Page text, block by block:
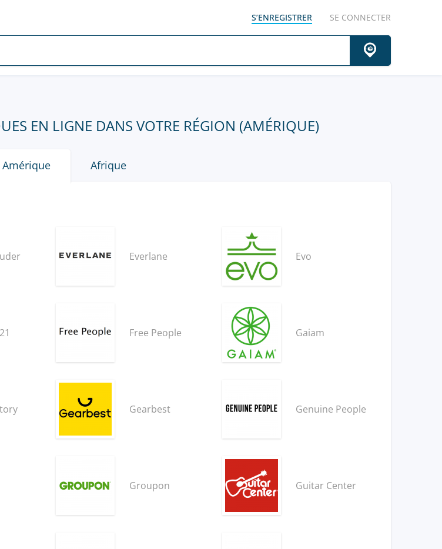
S’ENREGISTRER SE CONNECTER
EN LIGNE DANS VOTRE RÉGION (AMÉRIQUE)
Amérique Afrique
Everlane Evo
Free People Gaiam
Gearbest Genuine People
Groupon Guitar Center